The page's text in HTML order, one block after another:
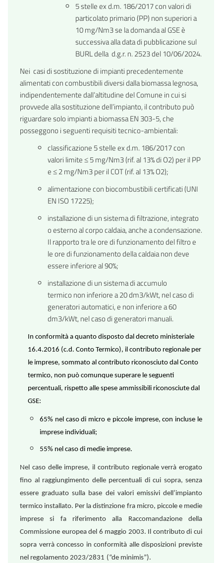
5 stelle ex d.m. 186/2017 con valori di
particolato primario (PP) non superiori a
10 mg/Nm3 se la domanda al GSE è
successiva alla data di pubblicazione sul
BURL della d.g.r. n. 2523 del 10/06/2024.
Nei casi di sostituzione di impianti precedentemente
alimentati con combustibili diversi dalla biomassa legnosa,
indipendentemente dall’altitudine del Comune in cui si
provvede alla sostituzione dell’impianto, il contributo può
riguardare solo impianti a biomassa EN 303-5, che
posseggono i seguenti requisiti tecnico-ambientali:
classificazione 5 stelle ex d.m. 186/2017 con
valori limite ≤ 5 mg/Nm3 (rif. al 13% di O2) per il PP
e ≤ 2 mg/Nm3 per il COT (rif. al 13% O2);
alimentazione con biocombustibili certificati (UNI
EN ISO 17225);
installazione di un sistema di filtrazione, integrato
o esterno al corpo caldaia, anche a condensazione.
Il rapporto tra le ore di funzionamento del filtro e
le ore di funzionamento della caldaia non deve
essere inferiore al 90%;
installazione di un sistema di accumulo
termico non inferiore a 20 dm3/kWt, nel caso di
generatori automatici, e non inferiore a 60
dm3/kWt, nel caso di generatori manuali.
In conformità a quanto disposto dal decreto ministeriale
16.4.2016 (c.d. Conto Termico), il contributo regionale per
le imprese, sommato al contributo riconosciuto dal Conto
termico, non può comunque superare le seguenti
percentuali, rispetto alle spese ammissibili riconosciute dal
GSE:
65% nel caso di micro e piccole imprese, con incluse le
imprese individuali;
55% nel caso di medie imprese.
Nel caso delle imprese, il contributo regionale verrà erogato
fino al raggiungimento delle percentuali di cui sopra, senza
essere graduato sulla base dei valori emissivi dell’impianto
termico installato. Per la distinzione fra micro, piccole e medie
imprese si fa riferimento alla Raccomandazione della
Commissione europea del 6 maggio 2003. Il contributo di cui
sopra verrà concesso in conformità alle disposizioni previste
nel regolamento 2023/2831 (“de minimis”).